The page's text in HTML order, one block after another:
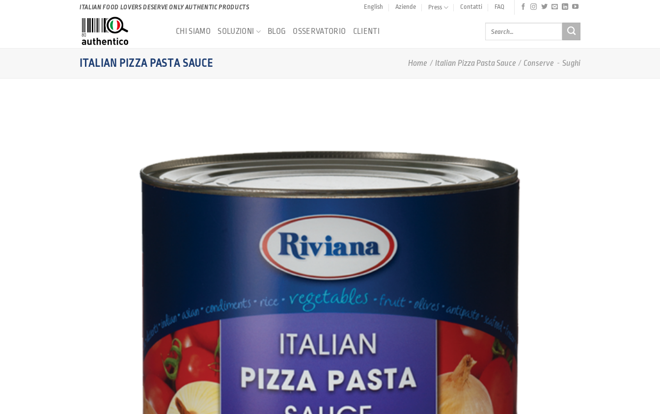
ITALIAN FOOD LOVERS DESERVE ONLY AUTHENTIC PRODUCTS English Aziende Press Contatti FAQ
CHI SIAMO SOLUZIONI BLOG OSSERVATORIO CLIENTI
ITALIAN PIZZA PASTA SAUCE Home / Italian Pizza Pasta Sauce / Conserve - Sughi